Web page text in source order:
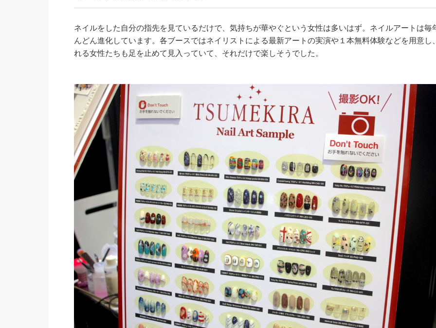
ネイルをした自分の指先を見ているだけで、気持ちが華やぐという女性は多いはず。ネイルアートは毎
んどん進化しています。各ブースではネイリストによる最新アートの実演や１本無料体験などを用意し
れる女性たちも足を止めて見入っていて、それだけで楽しそうでした。